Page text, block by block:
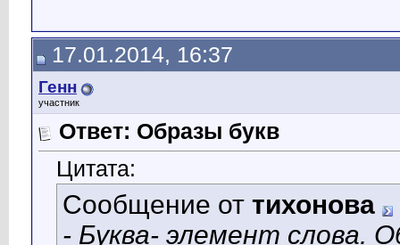
17.01.2014, 16:37
Генн
участник
Ответ: Образы букв
Цитата:
Сообщение от тихонова
- Буква- элемент слова.